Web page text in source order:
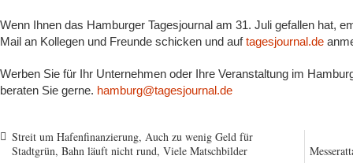
Wenn Ihnen das Hamburger Tagesjournal am 31. Juli gefallen hat,
Mail an Kollegen und Freunde schicken und auftagesjournal.de
Werben Sie für Ihr Unternehmen oder Ihre Veranstaltung im
beraten Sie gerne. hamburg@tagesjournal.de
Streit um Hafenfinanzierung, Auch zu wenig Geld für
Stadtgrün, Bahn läuft nicht rund, Viele Matschbilder